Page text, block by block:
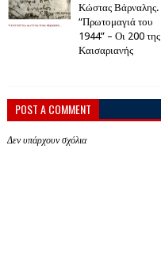
Κώστας Βάρναλης.
“Πρωτομαγιά του
1944” – Οι 200 της
Καισαριανής
POST A COMMENT
Δεν υπάρχουν σχόλια